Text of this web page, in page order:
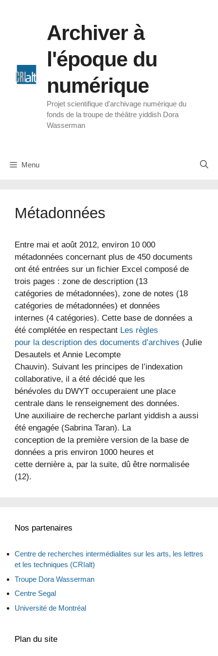
Archiver à
l'époque du
numérique
Projet scientifique d'archivage numérique du
fonds de la troupe de théâtre yiddish Dora
Wasserman
Menu
Métadonnées
Entre mai et août 2012, environ 10 000
métadonnées concernant plus de 450 documents
ont été entrées sur un fichier Excel composé de
trois pages : zone de description (13
catégories de métadonnées), zone de notes (18
catégories de métadonnées) et données
internes (4 catégories). Cette base de données a
été complétée en respectant Les règles
pour la description des documents d’archives (Julie
Desautels et Annie Lecompte
Chauvin). Suivant les principes de l’indexation
collaborative, il a été décidé que les
bénévoles du DWYT occuperaient une place
centrale dans le renseignement des données.
Une auxiliaire de recherche parlant yiddish a aussi
été engagée (Sabrina Taran). La
conception de la première version de la base de
données a pris environ 1000 heures et
cette dernière a, par la suite, dû être normalisée
(12).
Nos partenaires
Centre de recherches intermédialites sur les arts, les lettres
et les techniques (CRIalt)
Troupe Dora Wasserman
Centre Segal
Université de Montréal
Plan du site